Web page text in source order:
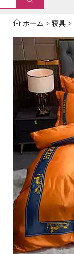
ホーム > 寝具 >